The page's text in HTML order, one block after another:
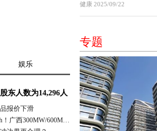
娱乐
东人数为14,296人
报价下滑
【新要闻】0.9~0.9731元/Wh！广西300MW/600MWh独立储能项目中标候选人公示！
健康 2025/09/22
专题